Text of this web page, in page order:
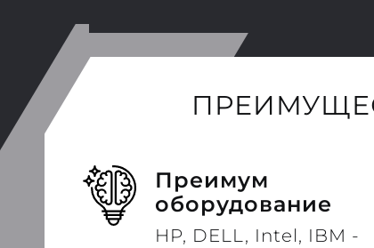
Преимум
оборудование
HP, DELL, Intel, IBM -